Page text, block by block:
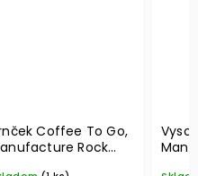
Coffee To Go,
Rock